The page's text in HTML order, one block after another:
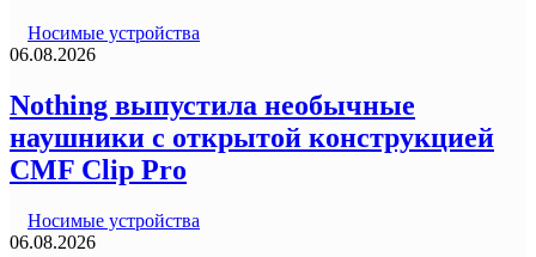
Носимые устройства
06.08.2026
Nothing выпустила необычные
наушники с открытой конструкцией
CMF Clip Pro
Носимые устройства
06.08.2026